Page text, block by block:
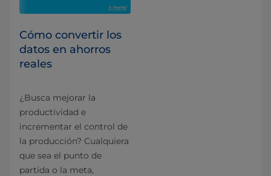
Cómo convertir los
datos en ahorros
reales
¿Busca mejorar la
productividad e
incrementar el control de
la producción? Cualquiera
que sea el punto de
partida o la meta,